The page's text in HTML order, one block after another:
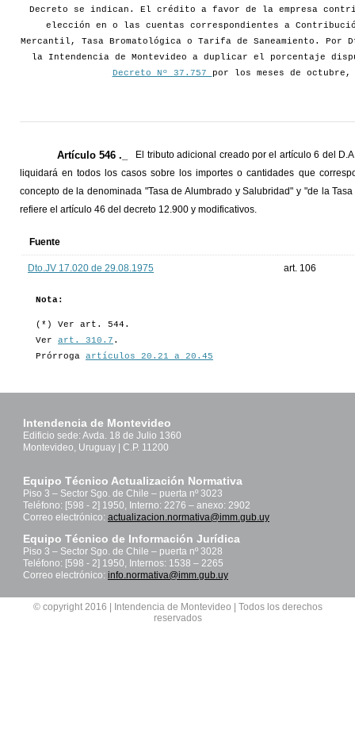
Decreto se indican. El crédito a favor de la empresa
elección en o las cuentas correspondientes a
Mercantil, Tasa Bromatológica o Tarifa de Saneamiento. Por
la Intendencia de Montevideo a duplicar el porcentaje
Decreto Nº 37.757
por los meses de octubre,
Artículo 546 ._
El tributo adicional creado por el artículo 6 del
liquidará en todos los casos sobre los importes o cantidades que
concepto de la denominada "Tasa de Alumbrado y Salubridad" y "de la
refiere el artículo 46 del decreto 12.900 y modificativos.
Fuente
Dto.JV 17.020 de 29.08.1975 art. 106
Nota:
(*) Ver art. 544.
Ver art. 310.7 .
Prórroga artículos 20.21 a 20.45
Intendencia de Montevideo
Edificio sede: Avda. 18 de Julio 1360
Montevideo, Uruguay | C.P. 11200
Equipo Técnico Actualización Normativa
Piso 3 – Sector Sgo. de Chile – puerta nº 3023
Teléfono: [598 - 2] 1950, Interno: 2276 – anexo: 2902
Correo electrónico: actualizacion.normativa@imm.gub.uy
Equipo Técnico de Información Jurídica
Piso 3 – Sector Sgo. de Chile – puerta nº 3028
Teléfono: [598 - 2] 1950, Internos: 1538 – 2265
Correo electrónico: info.normativa@imm.gub.uy
© copyright 2016 | Intendencia de Montevideo | Todos los derechos
reservados